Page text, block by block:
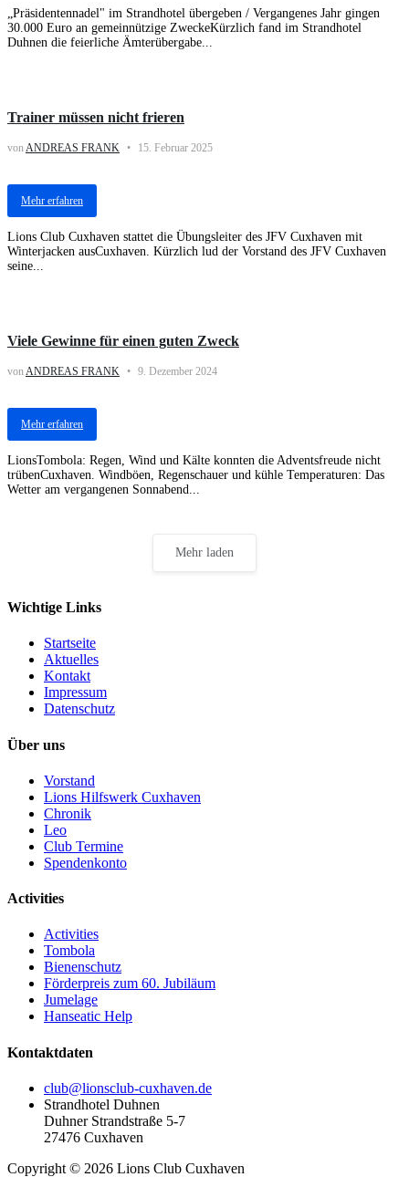
„Präsidentennadel" im Strandhotel übergeben / Vergangenes Jahr gingen
30.000 Euro an gemeinnützige ZweckeKürzlich fand im Strandhotel
Duhnen die feierliche Ämterübergabe...
Trainer müssen nicht frieren
vonANDREAS FRANK 15. Februar 2025
Mehr erfahren
Lions Club Cuxhaven stattet die Übungsleiter des JFV Cuxhaven mit
Winterjacken ausCuxhaven. Kürzlich lud der Vorstand des JFV Cuxhaven
seine...
Viele Gewinne für einen guten Zweck
vonANDREAS FRANK 9. Dezember 2024
Mehr erfahren
LionsTombola: Regen, Wind und Kälte konnten die Adventsfreude nicht
trübenCuxhaven. Windböen, Regenschauer und kühle Temperaturen: Das
Wetter am vergangenen Sonnabend...
Mehr laden
Wichtige Links
Startseite
Aktuelles
Kontakt
Impressum
Datenschutz
Über uns
Vorstand
Lions Hilfswerk Cuxhaven
Chronik
Leo
Club Termine
Spendenkonto
Activities
Activities
Tombola
Bienenschutz
Förderpreis zum 60. Jubiläum
Jumelage
Hanseatic Help
Kontaktdaten
club@lionsclub-cuxhaven.de
Strandhotel Duhnen
Duhner Strandstraße 5-7
27476 Cuxhaven
Copyright © 2026 Lions Club Cuxhaven